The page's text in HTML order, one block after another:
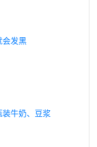
会发黑
牛奶、豆浆